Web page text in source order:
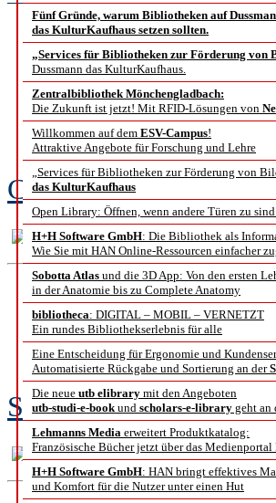
Fünf Gründe, warum Bibliotheken auf
das KulturKaufhaus setzen sollten.
„Services für Bibliotheken zur Förderung von
Dussmann das KulturKaufhaus.
Zentralbibliothek Mönchengladbach:
Die Zukunft ist jetzt! Mit RFID-Lösungen von
Willkommen auf dem ESV-Campus!
Attraktive Angebote für Forschung und Lehre
„Services für Bibliotheken zur Förderung von
das KulturKaufhaus
Open Library: Öffnen, wenn andere Türen zu
H+H Software GmbH: Die Bibliothek als
Wie Sie mit HAN Online-Ressourcen einfacher
Sobotta Atlas und die 3D App: Von den ersten
in der Anatomie bis zu Complete Anatomy
bibliotheca: DIGITAL – MOBIL – VERNETZT
Ein rundes Bibliothekserlebnis für alle
Eine Entscheidung für Ergonomie und
Automatisierte Rückgabe und Sortierung an der
Die neue utb elibrary mit den Angeboten
utb-studi-e-bookund scholars-e-library geht an
Lehmanns Media erweitert Produktkatalog:
Französische Bücher jetzt über das
H+H Software GmbH: HAN bringt effektives
und Komfort für die Nutzer unter einen Hut
Die
der
und
Claudia Sojer
Susanne Blumesberger